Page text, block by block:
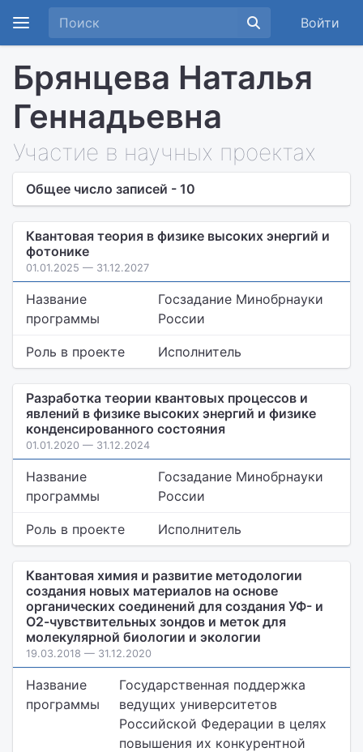
Войти
Брянцева Наталья
Геннадьевна
Участие в научных проектах
Общее число записей - 10
Квантовая теория в физике высоких энергий и
фотонике
01.01.2025 — 31.12.2027
Название
программы
Госзадание Минобрнауки
России
Роль в проекте Исполнитель
Разработка теории квантовых процессов и
явлений в физике высоких энергий и физике
конденсированного состояния
01.01.2020 — 31.12.2024
Название
программы
Госзадание Минобрнауки
России
Роль в проекте Исполнитель
Квантовая химия и развитие методологии
создания новых материалов на основе
органических соединений для создания УФ- и
О2-чувствительных зондов и меток для
молекулярной биологии и экологии
19.03.2018 — 31.12.2020
Название
программы
Государственная поддержка
ведущих университетов
Российской Федерации в целях
повышения их конкурентной